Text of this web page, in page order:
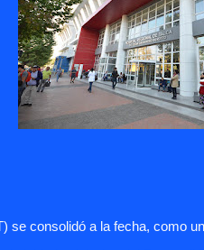
se consolidó a la fecha, como